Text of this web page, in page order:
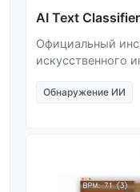
AI Text
Официальный
искусственного
Обнаружение ИИ